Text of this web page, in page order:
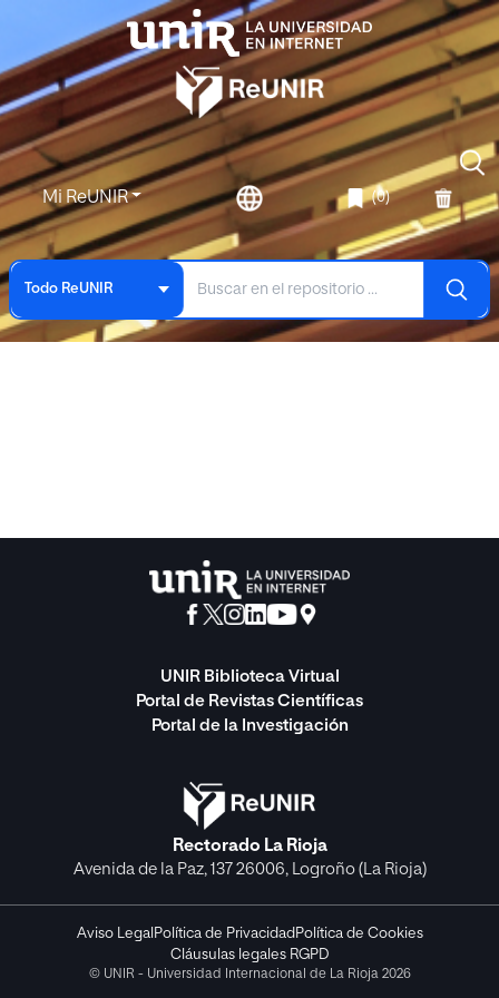
Mi ReUNIR (0)
Todo ReUNIR
UNIR Biblioteca Virtual
Portal de Revistas Científicas
Portal de la Investigación
Rectorado La Rioja
Avenida de la Paz, 137 26006, Logroño (La Rioja)
Aviso Legal Política de Privacidad Política de Cookies
Cláusulas legales RGPD
© UNIR - Universidad Internacional de La Rioja 2026